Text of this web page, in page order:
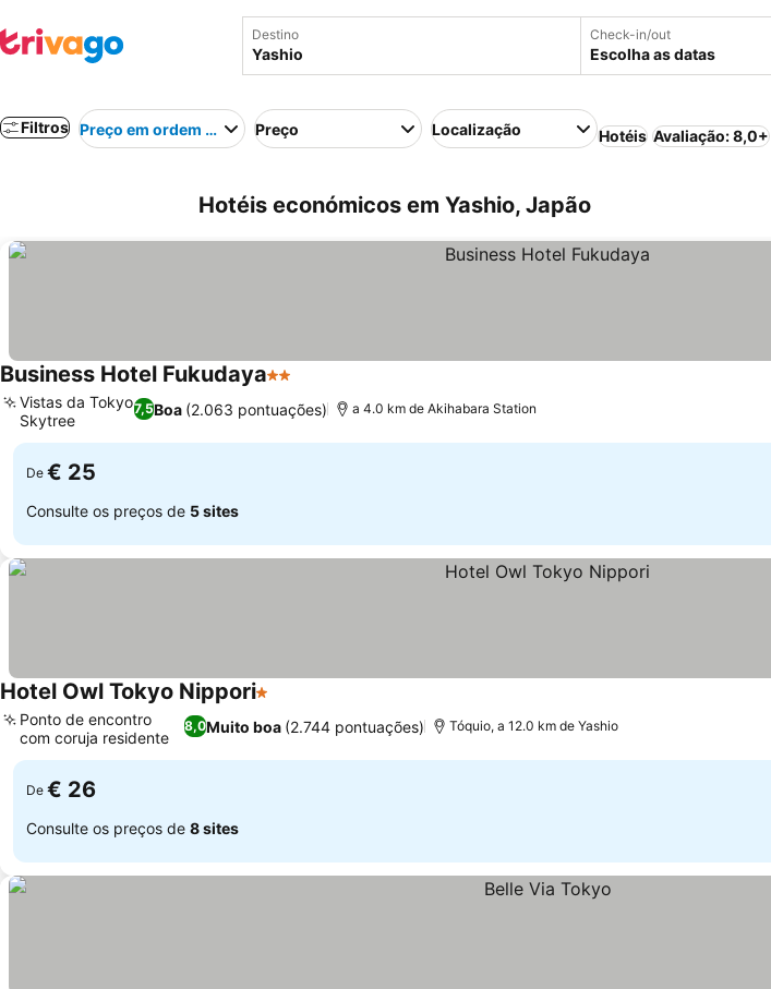
Destino Check-in/out
Escolha as datas
Filtros Preço em ordem crescentePreço Localização Hotéis Avaliação: 8,0+
Hotéis económicos em Yashio, Japão
Business Hotel Fukudaya2 Estrelas
7,5Boa (2.063 pontuações)
Vistas da Tokyo
Skytree
a 4.0 km de Akihabara Station
De € 25
Consulte os preços de 5 sites
Hotel Owl Tokyo Nippori1 Estrelas
8,0Muito boa (2.744 pontuações)
Ponto de encontro
com coruja residente
Tóquio, a 12.0 km de Yashio
De € 26
Consulte os preços de 8 sites